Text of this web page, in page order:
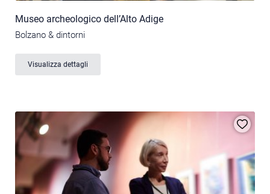
Museo archeologico dell’Alto Adige
Bolzano & dintorni
Visualizza dettagli